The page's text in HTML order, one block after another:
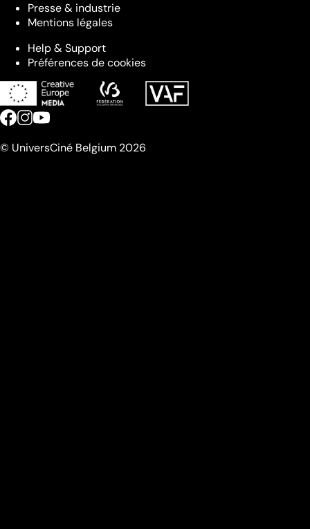
Presse & industrie
Mentions légales
Help & Support
Préférences de cookies
© UniversCiné Belgium 2026